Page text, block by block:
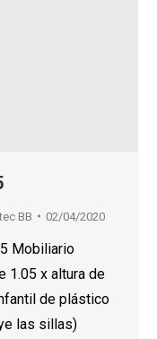
BB 02/04/2020
Mobiliario
1.05 x altura de
de plástico
las sillas)